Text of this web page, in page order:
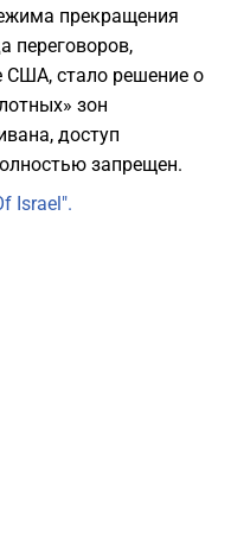
прекращения
переговоров,
США, стало решение о
зон
доступ
запрещен.
Israel".